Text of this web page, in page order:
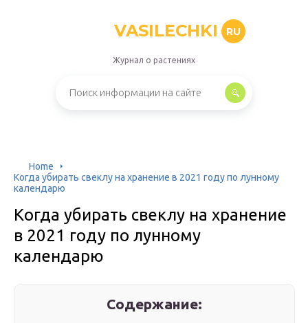
VASILECHKI RU
Журнал о растениях
Home
Когда убирать свеклу на хранение в 2021 году по лунному
календарю
Когда убирать свеклу на хранение
в 2021 году по лунному
календарю
Содержание: